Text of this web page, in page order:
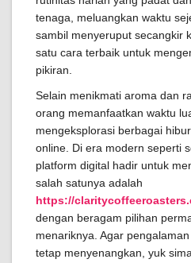
tenaga, meluangkan waktu
sambil menyeruput secangkir
satu cara terbaik untuk
pikiran.
Selain menikmati aroma dan
orang memanfaatkan waktu
mengeksplorasi berbagai
online. Di era modern seperti
platform digital hadir untuk
salah satunya adalah
https://
dengan beragam pilihan
menariknya. Agar
tetap menyenangkan, yuk